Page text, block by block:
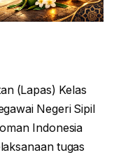
(Lapas) Kelas
Negeri Sipil
Indonesia
tugas